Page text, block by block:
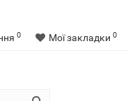
0 Мої закладки 0